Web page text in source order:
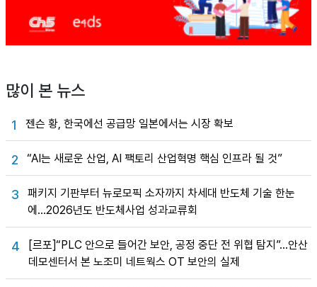
많이 본 뉴스
1 젠슨 황, 한국에선 공급망 일본에서는 시장 확보
2 “AI는 새로운 산업, AI 팩토리 산업혁명 핵심 인프라 될 것”
3
패키지 기판부터 뉴로모픽 소자까지 차세대 반도체 기술 한눈
에…2026년도 반도체사업 성과교류회
4
[르포]“PLC 안으로 들어간 보안, 공정 중단 전 위협 탐지”…안산
데모센터서 본 노조미 네트웍스 OT 보안의 실제